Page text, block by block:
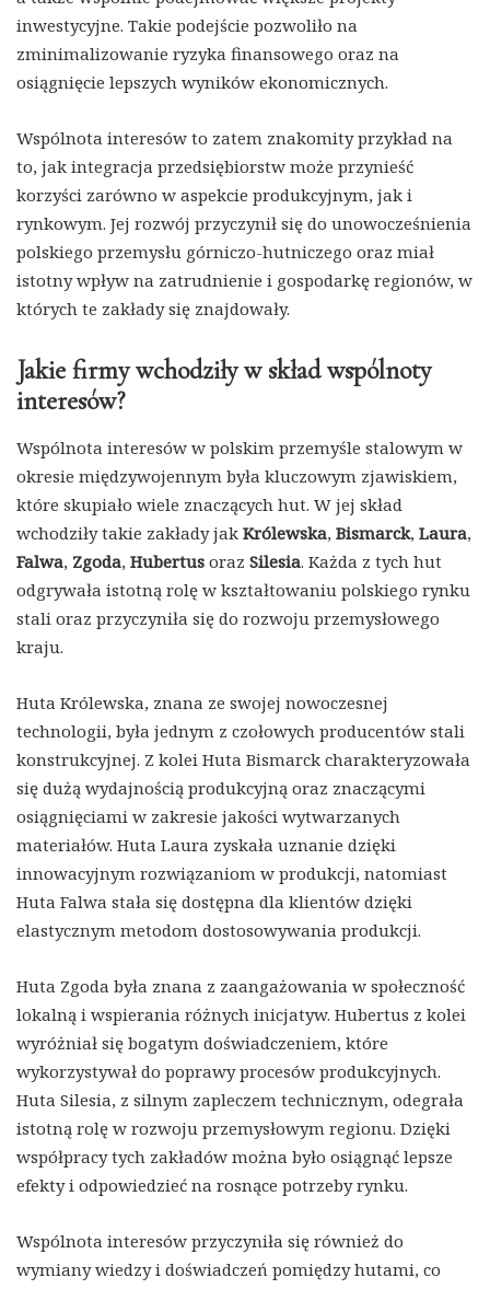
inwestycyjne. Takie podejście pozwoliło na
zminimalizowanie ryzyka finansowego oraz na
osiągnięcie lepszych wyników ekonomicznych.
Wspólnota interesów to zatem znakomity przykład na
to, jak integracja przedsiębiorstw może przynieść
korzyści zarówno w aspekcie produkcyjnym, jak i
rynkowym. Jej rozwój przyczynił się do unowocześnienia
polskiego przemysłu górniczo-hutniczego oraz miał
istotny wpływ na zatrudnienie i gospodarkę regionów, w
których te zakłady się znajdowały.
Jakie firmy wchodziły w skład wspólnoty
interesów?
Wspólnota interesów w polskim przemyśle stalowym w
okresie międzywojennym była kluczowym zjawiskiem,
które skupiało wiele znaczących hut. W jej skład
wchodziły takie zakłady jak Królewska, Bismarck, Laura,
Falwa, Zgoda, Hubertus oraz Silesia. Każda z tych hut
odgrywała istotną rolę w kształtowaniu polskiego rynku
stali oraz przyczyniła się do rozwoju przemysłowego
kraju.
Huta Królewska, znana ze swojej nowoczesnej
technologii, była jednym z czołowych producentów stali
konstrukcyjnej. Z kolei Huta Bismarck charakteryzowała
się dużą wydajnością produkcyjną oraz znaczącymi
osiągnięciami w zakresie jakości wytwarzanych
materiałów. Huta Laura zyskała uznanie dzięki
innowacyjnym rozwiązaniom w produkcji, natomiast
Huta Falwa stała się dostępna dla klientów dzięki
elastycznym metodom dostosowywania produkcji.
Huta Zgoda była znana z zaangażowania w społeczność
lokalną i wspierania różnych inicjatyw. Hubertus z kolei
wyróżniał się bogatym doświadczeniem, które
wykorzystywał do poprawy procesów produkcyjnych.
Huta Silesia, z silnym zapleczem technicznym, odegrała
istotną rolę w rozwoju przemysłowym regionu. Dzięki
współpracy tych zakładów można było osiągnąć lepsze
efekty i odpowiedzieć na rosnące potrzeby rynku.
Wspólnota interesów przyczyniła się również do
wymiany wiedzy i doświadczeń pomiędzy hutami, co